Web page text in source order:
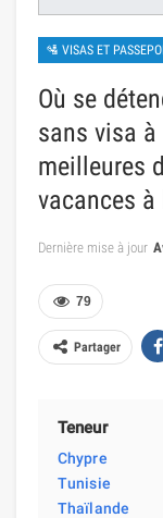
🛂 VISAS ET
Où se
sans visa
meilleures
vacances
Dernière mise à jour
79
Partager
Teneur
Chypre
Tunisie
Thaïlande